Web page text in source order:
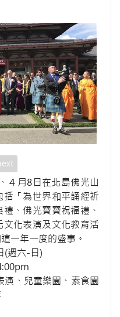
４月8日在北島佛光山
「為世界和平誦經祈
、佛光寶寶祝福禮、
化表演及文化教育活
一年一度的盛事。
(週六-日)
演、兒童樂園、素食園